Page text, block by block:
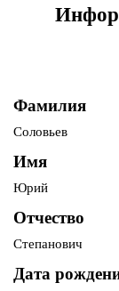
Фамилия
Соловьев
Имя
Юрий
Отчество
Степанович
Дата